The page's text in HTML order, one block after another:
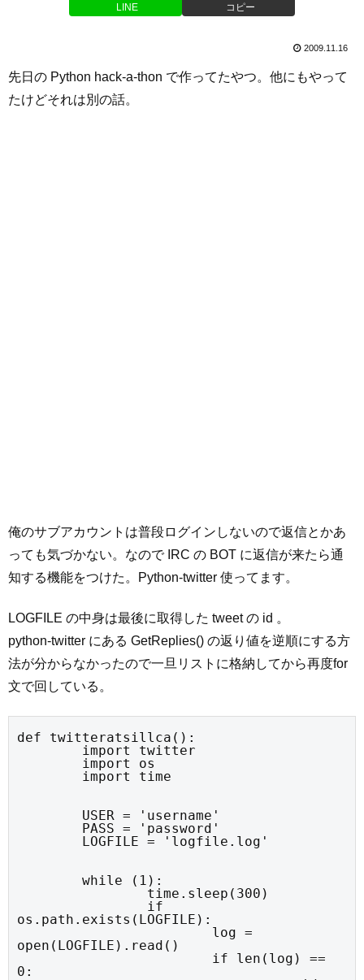
LINE コピー
2009.11.16
先日の Python hack-a-thon で作ってたやつ。他にもやって
たけどそれは別の話。
俺のサブアカウントは普段ログインしないので返信とかあ
っても気づかない。なので IRC の BOT に返信が来たら通
知する機能をつけた。Python-twitter 使ってます。
LOGFILE の中身は最後に取得した tweet の id 。
python-twitter にある GetReplies() の返り値を逆順にする方
法が分からなかったので一旦リストに格納してから再度for
文で回している。
def twitteratsillca():
	import time
	LOGFILE = 'logfile.log'
os.path.exists(LOGFILE):
open(LOGFILE).read()
0: